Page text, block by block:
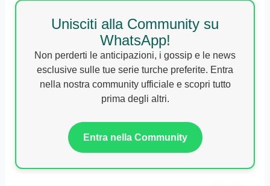
Unisciti alla Community su
WhatsApp!
Non perderti le anticipazioni, i gossip e le news
esclusive sulle tue serie turche preferite. Entra
nella nostra community ufficiale e scopri tutto
prima degli altri.
Entra nella Community